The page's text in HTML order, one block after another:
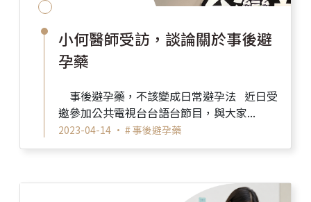
小何醫師受訪，談論關於事後避
孕藥
邀參加公共電視台台語台節目，與大家...
2023-04-14 • # 事後避孕藥